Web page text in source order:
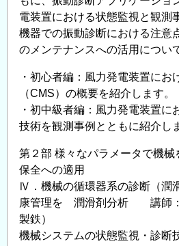
電装置における状態監視と観測
機器での振動診断における注意
のメンテナンスへの活用につい
・初心者編：風力発電装置にお
（CMS）の概要を紹介します。
・初中級者編：風力発電装置に
技術を観測事例とともに紹介し
第２部 様々なパラメータで機
保全への適用
Ⅳ．機械の循環器系の診断（潤
康管理を 潤滑剤分析 講師
製鉄）
機械システムの状態監視・診断